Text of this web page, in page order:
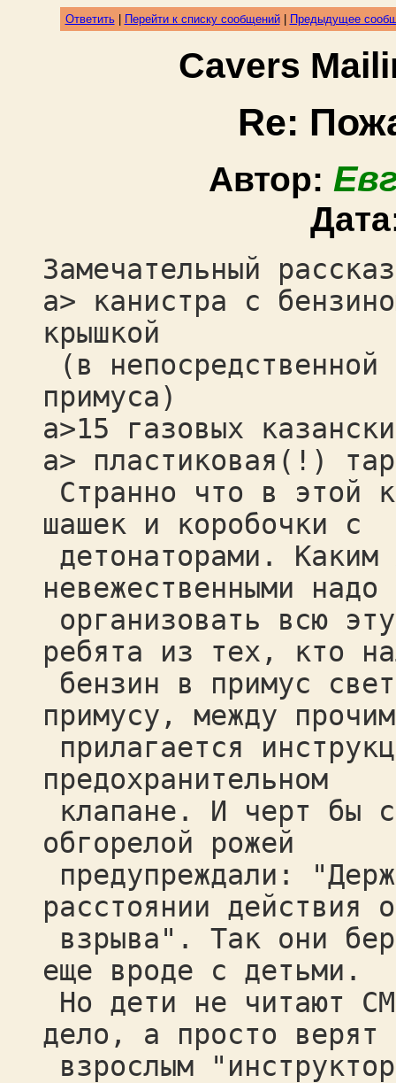
Ответить| Перейти к списку сообщений| Предыдущее
Cavers
Re:
Автор:
Замечательный
a> канистра с
крышкой
(в непосредственной
примуса)
a>15 газовых
a> пластиковая(!)
Странно что в этой
шашек и коробочки с
детонаторами. Каким
невежественными
организовать всю
ребята из тех, кто
бензин в примус
примусу, между
прилагается
предохранительном
клапане. И черт бы
обгорелой рожей
предупреждали:
расстоянии действия
взрыва". Так они
еще вроде с детьми.
Но дети не читают
дело, а просто верят
взрослым